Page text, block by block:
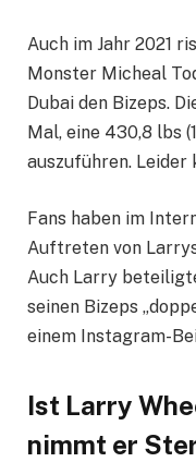
Auch im Jahr 2021
Monster Micheal
Dubai den Bizeps.
Mal, eine 430,8 lbs
auszuführen.
Fans haben im
Auftreten von
Auch Larry
seinen Bizeps
einem Instagram-
Ist Larry
nimmt er